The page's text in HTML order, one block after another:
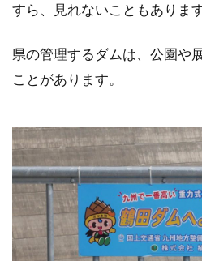
すら、見れないこともあります
県の管理するダムは、公園や
ことがあります。